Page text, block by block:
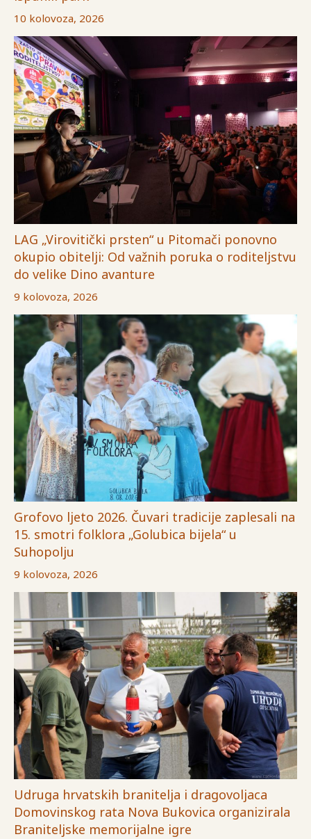
10 kolovoza, 2026
LAG „Virovitički prsten“ u Pitomači ponovno
okupio obitelji: Od važnih poruka o roditeljstvu
do velike Dino avanture
9 kolovoza, 2026
Grofovo ljeto 2026. Čuvari tradicije zaplesali na
15. smotri folklora „Golubica bijela“ u
Suhopolju
9 kolovoza, 2026
Udruga hrvatskih branitelja i dragovoljaca
Domovinskog rata Nova Bukovica organizirala
Braniteljske memorijalne igre